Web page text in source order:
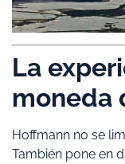
La
moneda
Hoffmann no se
También pone en